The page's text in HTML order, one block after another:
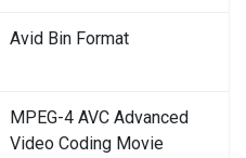
Avid Bin Format
MPEG-4 AVC Advanced
Video Coding Movie